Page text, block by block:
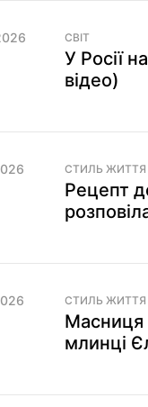
СВІТ
У Росії
відео)
СТИЛЬ ЖИТТЯ
Рецепт
СТИЛЬ ЖИТТЯ
Масниця
млинці